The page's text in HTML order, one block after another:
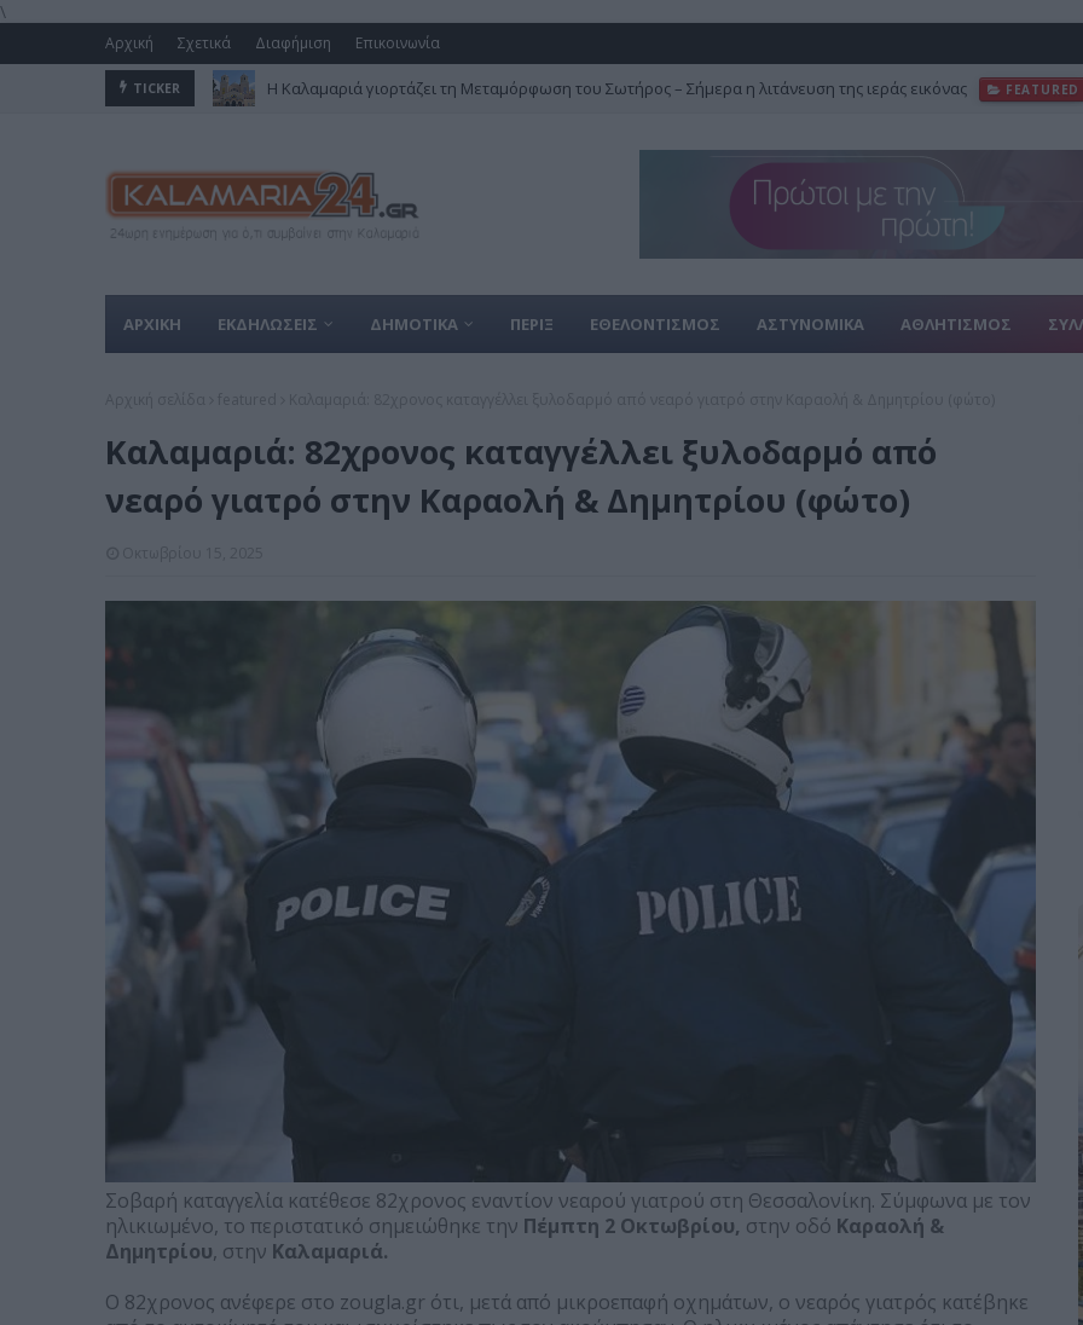
\
Αρχική Σχετικά Διαφήμιση Επικοινωνία
TICKER Η Καλαμαριά γιορτάζει τη Μεταμόρφωση του Σωτήρος – Σήμερα η λιτάνευση της ιεράς εικόνας FEATURED
ΑΡΧΙΚΗ ΕΚΔΗΛΩΣΕΙΣ ΔΗΜΟΤΙΚΑ ΠΕΡΙΞ ΕΘΕΛΟΝΤΙΣΜΟΣ ΑΣΤΥΝΟΜΙΚΑ ΑΘΛΗΤΙΣΜΟΣ
Καλαμαριά: 82χρονος καταγγέλλει ξυλοδαρμό από
νεαρό γιατρό στην Καραολή & Δημητρίου (φώτο)
Σοβαρή καταγγελία κατέθεσε 82χρονος εναντίον νεαρού γιατρού στη Θεσσαλονίκη. Σύμφωνα με τον
ηλικιωμένο, το περιστατικό σημειώθηκε την Πέμπτη 2 Οκτωβρίου, στην οδό Καραολή &
Δημητρίου, στην Καλαμαριά.
Ο 82χρονος ανέφερε στο zougla.gr ότι, μετά από μικροεπαφή οχημάτων, ο νεαρός γιατρός κατέβηκε